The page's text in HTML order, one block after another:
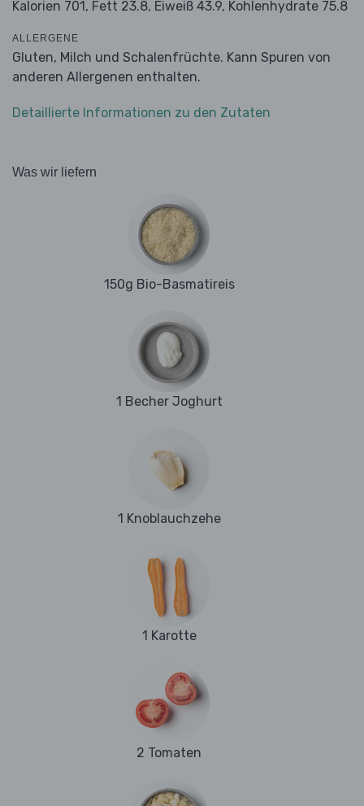
Kalorien 701, Fett 23.8, Eiweiß 43.9, Kohlenhydrate 75.8
ALLERGENE
Gluten, Milch und Schalenfrüchte. Kann Spuren von
anderen Allergenen enthalten.
Detaillierte Informationen zu den Zutaten
Was wir liefern
150g Bio-Basmatireis
1 Becher Joghurt
1 Knoblauchzehe
1 Karotte
2 Tomaten